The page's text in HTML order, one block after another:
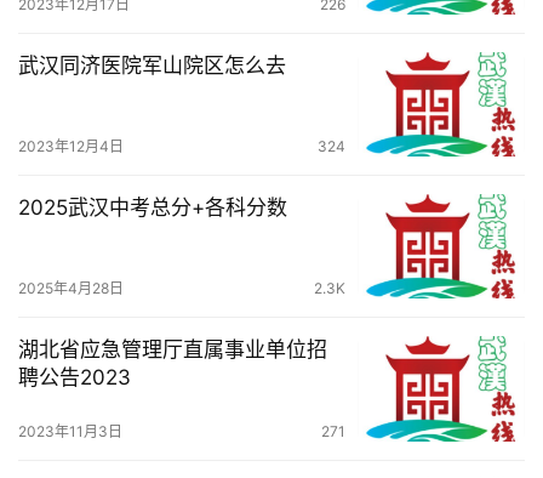
2023年12月17日 226
武汉同济医院军山院区怎么去
2023年12月4日 324
2025武汉中考总分+各科分数
2025年4月28日 2.3K
湖北省应急管理厅直属事业单位招
聘公告2023
2023年11月3日 271